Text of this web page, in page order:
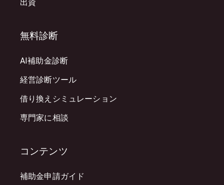
出資
無料診断
AI補助金診断
経営診断ツール
借り換えシミュレーション
専門家に相談
コンテンツ
補助金申請ガイド